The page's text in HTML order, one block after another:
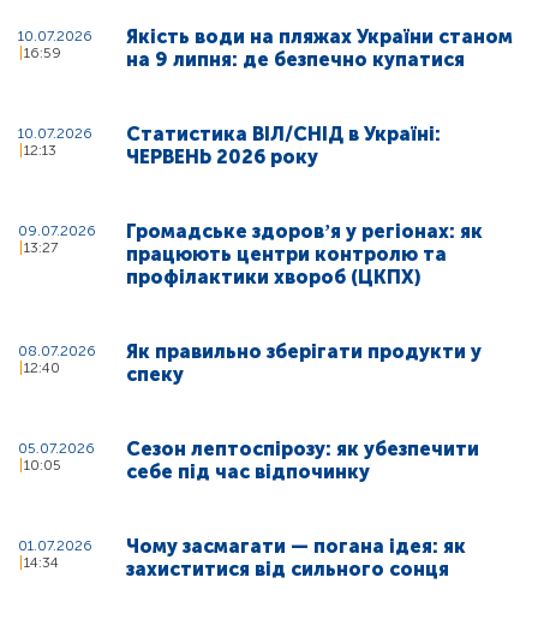
10.07.2026
16:59
Якість води на пляжах України станом
на 9 липня: де безпечно купатися
10.07.2026
12:13
Статистика ВІЛ/СНІД в Україні:
ЧЕРВЕНЬ 2026 року
09.07.2026
13:27
Громадське здоровʼя у регіонах: як
працюють центри контролю та
профілактики хвороб (ЦКПХ)
08.07.2026
12:40
Як правильно зберігати продукти у
спеку
05.07.2026
10:05
Сезон лептоспірозу: як убезпечити
себе під час відпочинку
01.07.2026
14:34
Чому засмагати — погана ідея: як
захиститися від сильного сонця